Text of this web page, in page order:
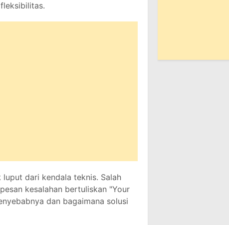
dari kendala teknis. Salah
kesalahan bertuliskan "Your
dan bagaimana solusi